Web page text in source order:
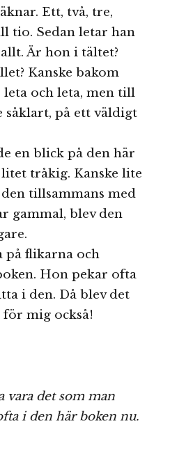
Ett, två, tre,
tio. Sedan letar han
Är hon i tältet?
Kanske bakom
leta och leta, men till
såklart, på ett väldigt
en blick på den här
tråkig. Kanske lite
tillsammans med
gammal, blev den
på flikarna och
Hon pekar ofta
i den. Då blev det
mig också!
vara det som man
i den här boken nu.